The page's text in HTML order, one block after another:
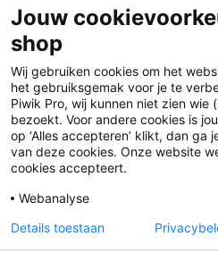
Disclaimer
Algemene voorwaarden
Jouw
shop
Wij gebruiken cookies om het
het gebruiksgemak voor je te
Piwik Pro, wij kunnen niet zien
bezoekt. Voor andere cookies is
op ‘Alles accepteren’ klikt, dan ga
van deze cookies. Onze website
cookies accepteert.
Webanalyse
Details toestaan